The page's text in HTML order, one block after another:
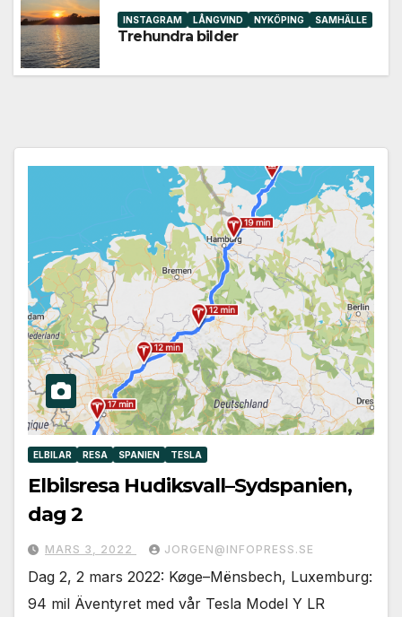
INSTAGRAM LÅNGVIND NYKÖPING SAMHÄLLE
Trehundra bilder
ELBILAR RESA SPANIEN TESLA
Elbilsresa Hudiksvall–Sydspanien,
dag 2
MARS 3, 2022 JORGEN@INFOPRESS.SE
Dag 2, 2 mars 2022: Køge–Mënsbech, Luxemburg:
94 mil Äventyret med vår Tesla Model Y LR